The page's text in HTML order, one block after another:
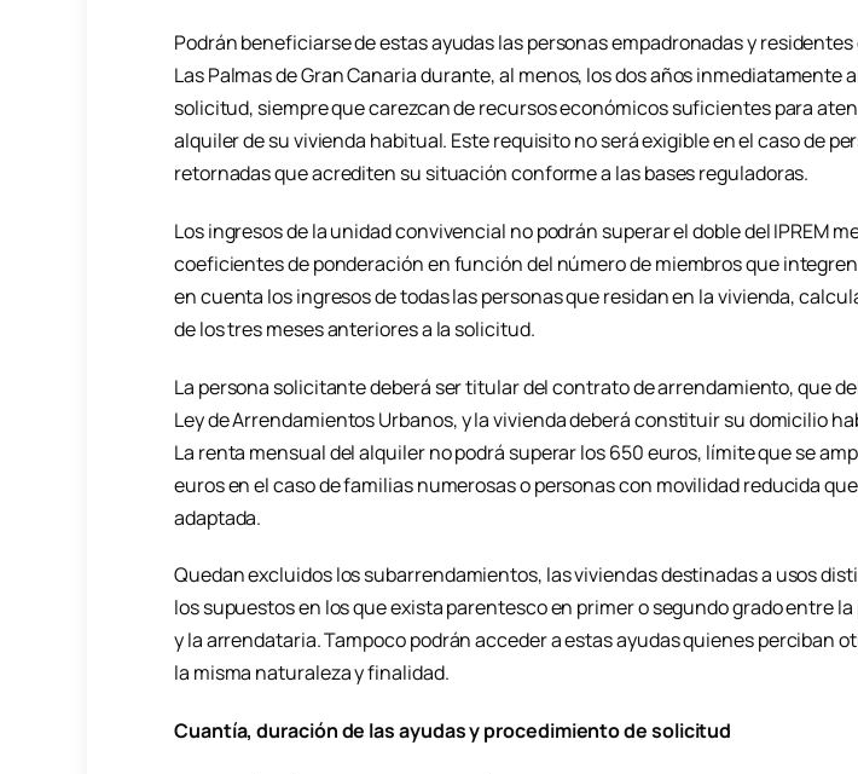
Podrán beneficiarse de estas ayudas las personas empadronadas y
Las Palmas de Gran Canaria durante, al menos, los dos años inmediatamente
solicitud, siempre que carezcan de recursos económicos suficientes para
alquiler de su vivienda habitual. Este requisito no será exigible en el caso de
retornadas que acrediten su situación conforme a las bases reguladoras.
Los ingresos de la unidad convivencial no podrán superar el doble del IPREM
coeficientes de ponderación en función del número de miembros que
en cuenta los ingresos de todas las personas que residan en la vivienda,
de los tres meses anteriores a la solicitud.
La persona solicitante deberá ser titular del contrato de arrendamiento, que
Ley de Arrendamientos Urbanos, y la vivienda deberá constituir su domicilio
La renta mensual del alquiler no podrá superar los 650 euros, límite que se
euros en el caso de familias numerosas o personas con movilidad reducida
adaptada.
Quedan excluidos los subarrendamientos, las viviendas destinadas a usos
los supuestos en los que exista parentesco en primer o segundo grado entre
y la arrendataria. Tampoco podrán acceder a estas ayudas quienes perciban
la misma naturaleza y finalidad.
Cuantía, duración de las ayudas y procedimiento de solicitud